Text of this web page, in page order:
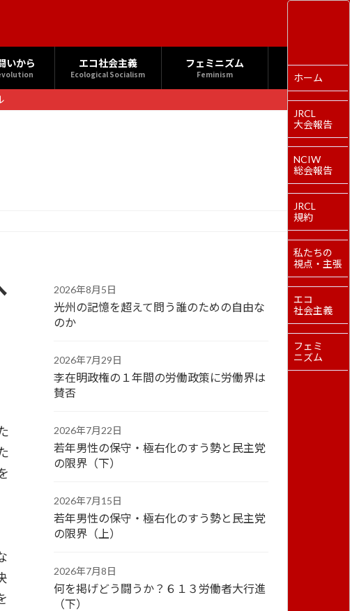
いから エコ社会主義
Ecological Socialism
フェミニズム
Feminism
2026年8月5日
光州の記憶を超えて問う誰のための自由な
のか
2026年7月29日
李在明政権の１年間の労働政策に労働界は
賛否
2026年7月22日
若年男性の保守・極右化のすう勢と民主党
の限界（下）
2026年7月15日
若年男性の保守・極右化のすう勢と民主党
の限界（上）
2026年7月8日
何を掲げどう闘うか？６１３労働者大行進
（下）
ホーム
JRCL
大会報告
NCIW
総会報告
JRCL
規約
私たちの
視点・主張
エコ
社会主義
フェミ
ニズム